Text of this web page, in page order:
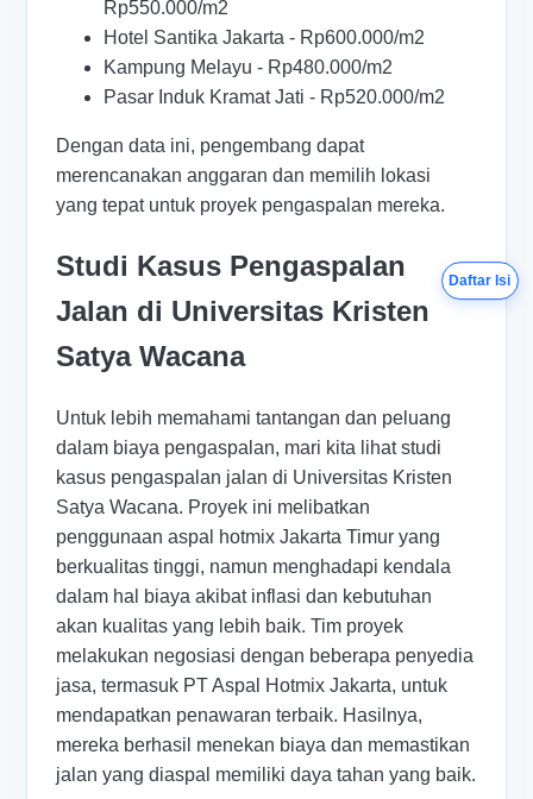
Rp550.000/m2
Hotel Santika Jakarta - Rp600.000/m2
Kampung Melayu - Rp480.000/m2
Pasar Induk Kramat Jati - Rp520.000/m2
Dengan data ini, pengembang dapat
merencanakan anggaran dan memilih lokasi
yang tepat untuk proyek pengaspalan mereka.
Studi Kasus Pengaspalan
Jalan di Universitas Kristen
Satya Wacana
Untuk lebih memahami tantangan dan peluang
dalam biaya pengaspalan, mari kita lihat studi
kasus pengaspalan jalan di Universitas Kristen
Satya Wacana. Proyek ini melibatkan
penggunaan aspal hotmix Jakarta Timur yang
berkualitas tinggi, namun menghadapi kendala
dalam hal biaya akibat inflasi dan kebutuhan
akan kualitas yang lebih baik. Tim proyek
melakukan negosiasi dengan beberapa penyedia
jasa, termasuk PT Aspal Hotmix Jakarta, untuk
mendapatkan penawaran terbaik. Hasilnya,
mereka berhasil menekan biaya dan memastikan
jalan yang diaspal memiliki daya tahan yang baik.
Daftar Isi